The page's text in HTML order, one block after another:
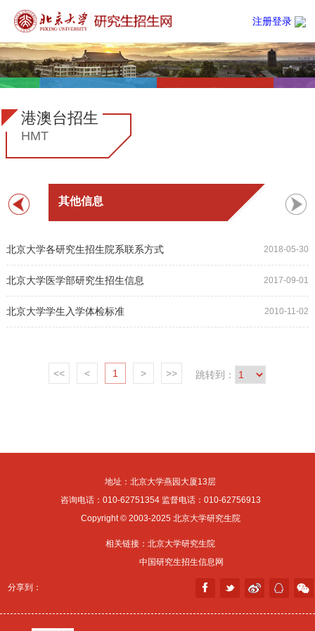
注册登录
港澳台招生
HMT
其他信息
北京大学各研究生招生院系联系方式 2018-05-30
北京大学医学部研究生招生信息 2017-09-01
北京大学学生入学体检标准 2010-11-02
<< < 1 > >> 跳转到：
地址：北京大学燕园大厦13层
咨询电话：010-62751354 监督电话：010-62756913
Copyright © 2003-2025 北京大学研究生院
相关链接：北京大学研究生院
中国研究生招生信息网
分享到：